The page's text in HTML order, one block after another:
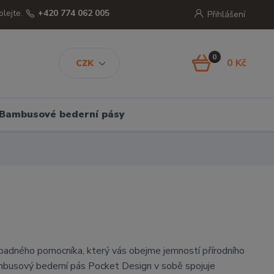
CZK
Přihlášení
+420 774 062 005
0 0 Kč
Bambusové bederní pásy
pomocníka, který vás obejme jemností přírodního
bederní pás Pocket Design v sobě spojuje